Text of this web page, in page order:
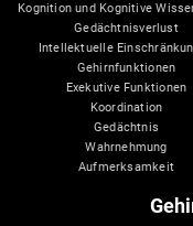
Kognition und Kognitive
Gedächtnisverlust
Intellektuelle
Gehirnfunktionen
Exekutive Funktionen
Koordination
Gedächtnis
Wahrnehmung
Aufmerksamkeit